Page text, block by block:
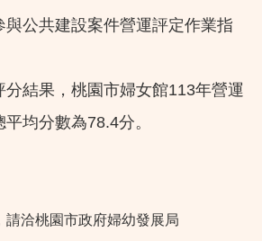
公共建設案件營運評定作業指
結果，桃園市婦女館113年營運
均分數為78.4分。
請洽桃園市政府婦幼發展局